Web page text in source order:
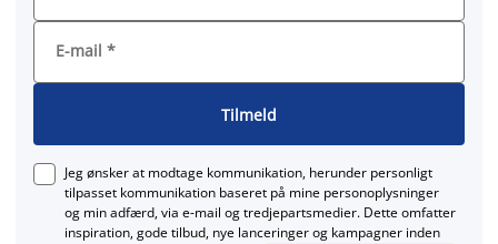
E-mail *
Tilmeld
Jeg ønsker at modtage kommunikation, herunder personligt
tilpasset kommunikation baseret på mine personoplysninger
og min adfærd, via e‑mail og tredjepartsmedier. Dette omfatter
inspiration, gode tilbud, nye lanceringer og kampagner inden